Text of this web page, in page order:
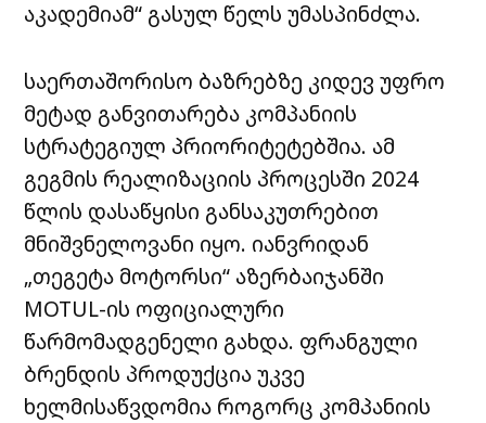
აკადემიამ“ გასულ წელს უმასპინძლა.
საერთაშორისო ბაზრებზე კიდევ უფრო
მეტად განვითარება კომპანიის
სტრატეგიულ პრიორიტეტებშია. ამ
გეგმის რეალიზაციის პროცესში 2024
წლის დასაწყისი განსაკუთრებით
მნიშვნელოვანი იყო. იანვრიდან
„თეგეტა მოტორსი“ აზერბაიჯანში
MOTUL-ის ოფიციალური
წარმომადგენელი გახდა. ფრანგული
ბრენდის პროდუქცია უკვე
ხელმისაწვდომია როგორც კომპანიის